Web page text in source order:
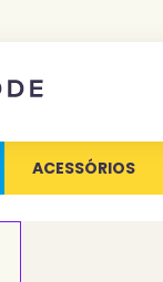
ACESSÓRIOS
perfumes